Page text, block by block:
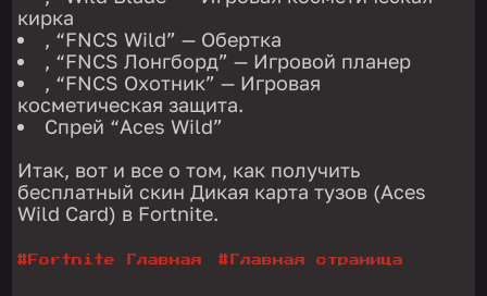
кирка
, “FNCS Wild” — Обертка
, “FNCS Лонгборд” — Игровой планер
, “FNCS Охотник” — Игровая
косметическая защита.
Спрей “Aces Wild”
Итак, вот и все о том, как получить
бесплатный скин Дикая карта тузов (Aces
Wild Card) в Fortnite.
# Fortnite Главная # Главная страница